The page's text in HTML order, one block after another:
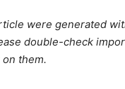
were generated
double-check
them.